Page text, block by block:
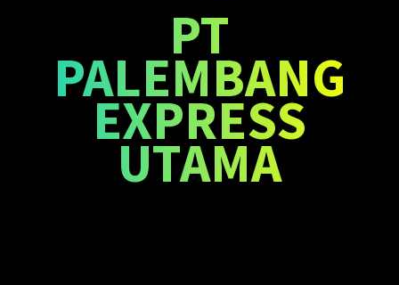
PT
PALEMBANG
EXPRESS
UTAMA